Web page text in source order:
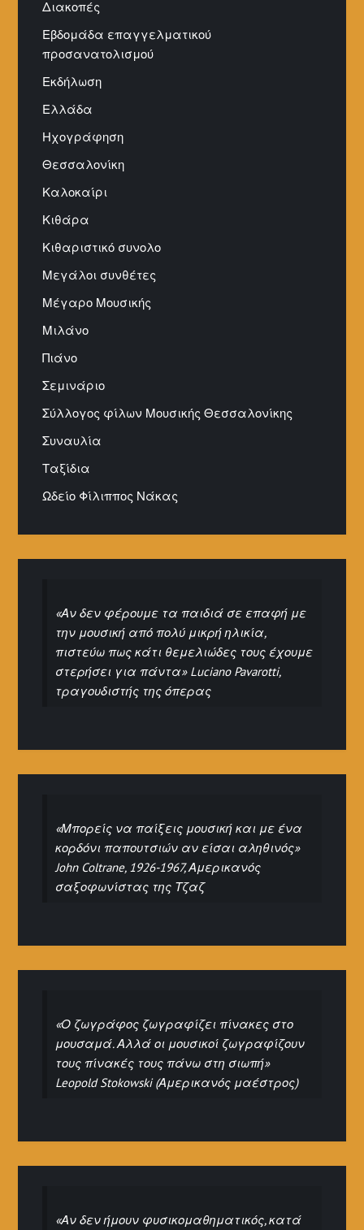
Διακοπές
Εβδομάδα επαγγελματικού
προσανατολισμού
Εκδήλωση
Ελλάδα
Ηχογράφηση
Θεσσαλονίκη
Καλοκαίρι
Κιθάρα
Κιθαριστικό συνολο
Μεγάλοι συνθέτες
Μέγαρο Μουσικής
Μιλάνο
Πιάνο
Σεμινάριο
Σύλλογος φίλων Μουσικής Θεσσαλονίκης
Συναυλία
Ταξίδια
Ωδείο Φίλιππος Νάκας
«Αν δεν φέρουμε τα παιδιά σε επαφή με
την μουσική από πολύ μικρή ηλικία,
πιστεύω πως κάτι θεμελιώδες τους έχουμε
στερήσει για πάντα» Luciano Pavarotti,
τραγουδιστής της όπερας
«Μπορείς να παίξεις μουσική και με ένα
κορδόνι παπουτσιών αν είσαι αληθινός»
John Coltrane, 1926-1967, Αμερικανός
σαξοφωνίστας της Τζαζ
«Ο ζωγράφος ζωγραφίζει πίνακες στο
μουσαμά. Αλλά οι μουσικοί ζωγραφίζουν
τους πίνακές τους πάνω στη σιωπή»
Leopold Stokowski (Αμερικανός μαέστρος)
«Αν δεν ήμουν φυσικομαθηματικός, κατά